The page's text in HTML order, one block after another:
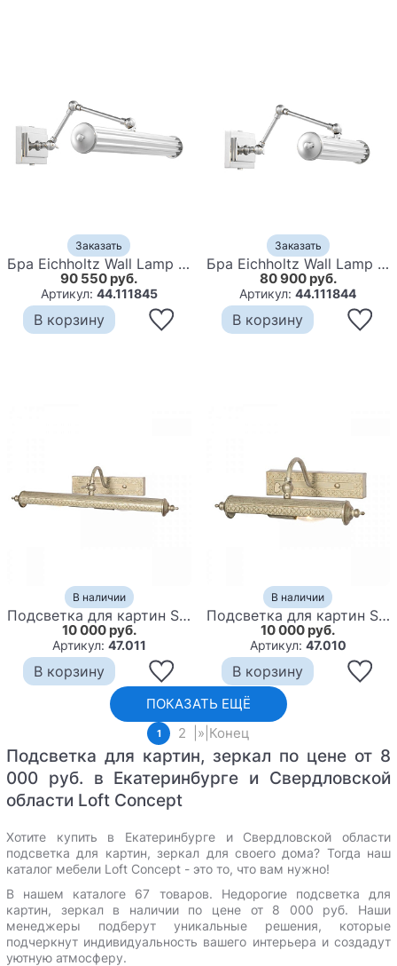
Заказать
Бра Eichholtz Wall Lamp Luca L Nickel
90 550 руб.
Артикул: 44.111845
В корзину
Заказать
Бра Eichholtz Wall Lamp Luca S Nickel
80 900 руб.
Артикул:44.111844
В корзину
В наличии
Подсветка для картин Scroll Oriental White 2
10 000 руб.
Артикул: 47.011
В корзину
В наличии
Подсветка для картин Scroll Oriental White 1
10 000 руб.
Артикул: 47.010
В корзину
ПОКАЗАТЬ ЕЩЁ
1 2 » Конец
Подсветка для картин, зеркал по цене от 8
000 руб. в Екатеринбурге и Свердловской
области Loft Concept
Хотите купить в Екатеринбурге и Свердловской области
подсветка для картин, зеркал для своего дома? Тогда наш
каталог мебели Loft Concept - это то, что вам нужно!
В нашем каталоге 67 товаров. Недорогие подсветка для
картин, зеркал в наличии по цене от 8 000 руб. Наши
менеджеры подберут уникальные решения, которые
подчеркнут индивидуальность вашего интерьера и создадут
уютную атмосферу.